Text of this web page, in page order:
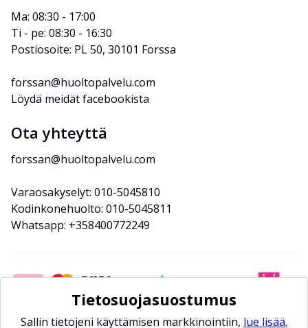
Ma: 08:30 - 17:00
Ti - pe: 08:30 - 16:30
Postiosoite: PL 50, 30101 Forssa
forssan@huoltopalvelu.com
Löydä meidät facebookista
Ota yhteyttä
forssan@huoltopalvelu.com
Varaosakyselyt: 010-5045810
Kodinkonehuolto: 010-5045811
Whatsapp: +358400772249
Tietosuojasuostumus
Sallin tietojeni käyttämisen markkinointiin, lue lisää.